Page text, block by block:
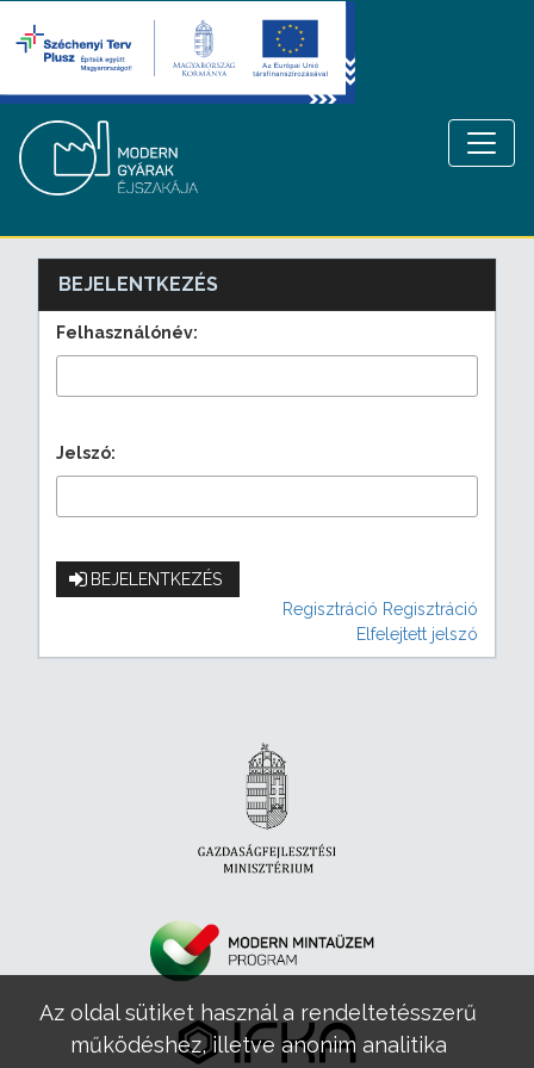
BEJELENTKEZÉS
Felhasználónév:
Jelszó:
BEJELENTKEZÉS
Regisztráció Regisztráció
Elfelejtett jelszó
Az oldal sütiket használ a rendeltetésszerű
működéshez, illetve anonim analitika